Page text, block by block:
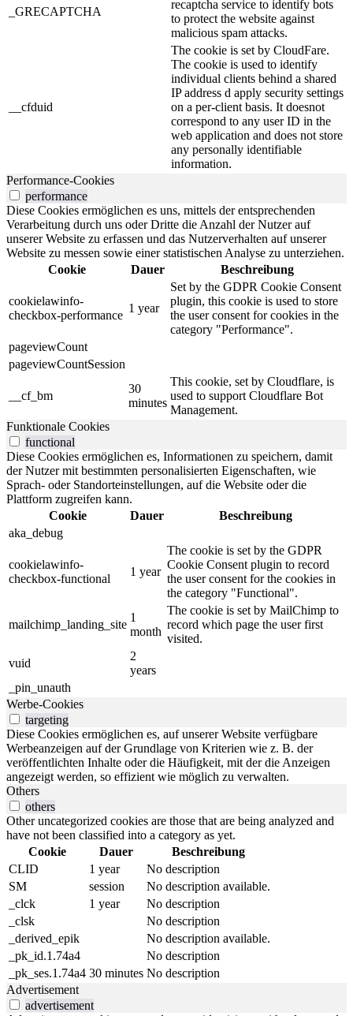
_GRECAPTCHA
recaptcha service to identify bots
to protect the website against
malicious spam attacks.
__cfduid
The cookie is set by CloudFare.
The cookie is used to identify
individual clients behind a shared
IP address d apply security settings
on a per-client basis. It doesnot
correspond to any user ID in the
web application and does not store
any personally identifiable
information.
Performance-Cookies
performance
Diese Cookies ermöglichen es uns, mittels der entsprechenden
Verarbeitung durch uns oder Dritte die Anzahl der Nutzer auf
unserer Website zu erfassen und das Nutzerverhalten auf unserer
Website zu messen sowie einer statistischen Analyse zu unterziehen.
Cookie
Dauer Beschreibung
cookielawinfo-
checkbox-performance
1 year
Set by the GDPR Cookie Consent
plugin, this cookie is used to store
the user consent for cookies in the
category "Performance".
pageviewCount
pageviewCountSession
__cf_bm
30
minutes
This cookie, set by Cloudflare, is
used to support Cloudflare Bot
Management.
Funktionale Cookies
functional
Diese Cookies ermöglichen es, Informationen zu speichern, damit
der Nutzer mit bestimmten personalisierten Eigenschaften, wie
Sprach- oder Standorteinstellungen, auf die Website oder die
Plattform zugreifen kann.
Cookie
Dauer
Beschreibung
aka_debug
cookielawinfo-
checkbox-functional
1 year
The cookie is set by the GDPR
Cookie Consent plugin to record
the user consent for the cookies in
the category "Functional".
mailchimp_landing_site
1
month
The cookie is set by MailChimp to
record which page the user first
visited.
vuid
2
years
_pin_unauth
Werbe-Cookies
targeting
Diese Cookies ermöglichen es, auf unserer Website verfügbare
Werbeanzeigen auf der Grundlage von Kriterien wie z. B. der
veröffentlichten Inhalte oder die Häufigkeit, mit der die Anzeigen
angezeigt werden, so effizient wie möglich zu verwalten.
Others
others
Other uncategorized cookies are those that are being analyzed and
have not been classified into a category as yet.
Cookie
Dauer
Beschreibung
CLID
1 year
No description
SM
session
No description available.
_clck
1 year
No description
_clsk
No description
_derived_epik
No description available.
_pk_id.1.74a4
No description
_pk_ses.1.74a4 30 minutes No description
Advertisement
advertisement